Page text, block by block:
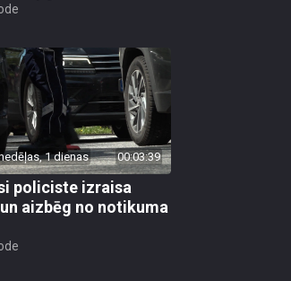
1 dienas 00:03:39
policiste izraisa
aizbēg no notikuma